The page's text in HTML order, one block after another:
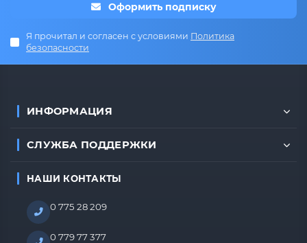
Оформить подписку
Я прочитал и согласен с условиями Политика
безопасности
ИНФОРМАЦИЯ
СЛУЖБА ПОДДЕРЖКИ
НАШИ КОНТАКТЫ
0 775 28 209
0 779 77 377